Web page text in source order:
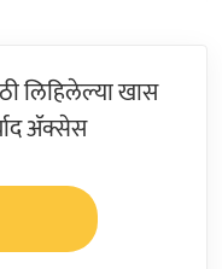
लिहिलेल्या खास
ॲक्सेस